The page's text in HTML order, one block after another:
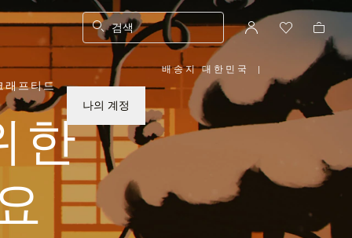
검색
래프티드
나의 계정
배송지 대한민국
,
위
치
를
택
하
|
한